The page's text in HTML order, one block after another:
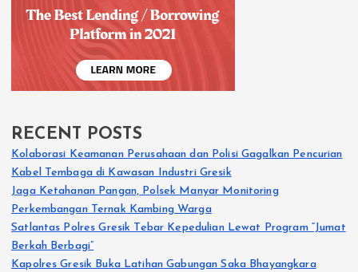
RECENT POSTS
Kolaborasi Keamanan Perusahaan dan Polisi Gagalkan Pencurian
Kabel Tembaga di Kawasan Industri Gresik
Jaga Ketahanan Pangan, Polsek Manyar Monitoring
Perkembangan Ternak Kambing Warga
Satlantas Polres Gresik Tebar Kepedulian Lewat Program “Jumat
Berkah Berbagi”
Kapolres Gresik Buka Latihan Gabungan Saka Bhayangkara